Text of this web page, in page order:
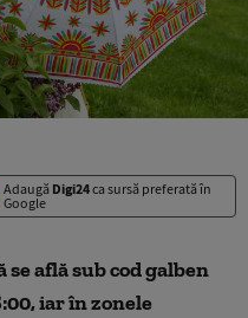
Adaugă Digi24ca sursă preferată în
Google
află sub cod galben
iar în zonele